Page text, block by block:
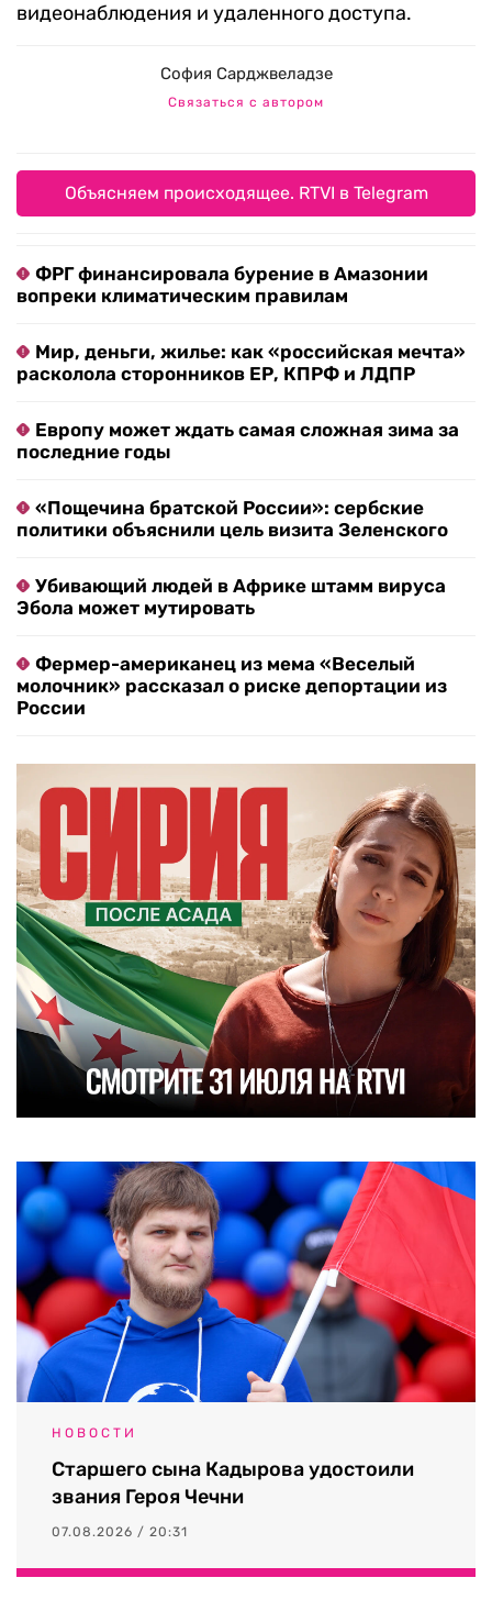
видеонаблюдения и удаленного доступа.
София Сарджвеладзе
Связаться с автором
Объясняем происходящее. RTVI в Telegram
ФРГ финансировала бурение в Амазонии
вопреки климатическим правилам
Мир, деньги, жилье: как «российская мечта»
расколола сторонников ЕР, КПРФ и ЛДПР
Европу может ждать самая сложная зима за
последние годы
«Пощечина братской России»: сербские
политики объяснили цель визита Зеленского
Убивающий людей в Африке штамм вируса
Эбола может мутировать
Фермер-американец из мема «Веселый
молочник» рассказал о риске депортации из
России
НОВОСТИ
Старшего сына Кадырова удостоили
звания Героя Чечни
07.08.2026 / 20:31